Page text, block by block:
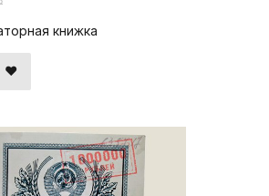
книжка